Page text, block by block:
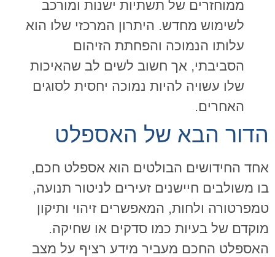
ממוחזרים של תשתיות ישנות ומורכב
לשימוש מחדש. היתרון המרכזי שלו הוא
עלותו הנמוכה והפחתת הזיהום
הסביבתי, אך חשוב לשים לב שהאיכות
שלו עשויה להיות נמוכה יחסית לסוגים
האחרים.
הדור הבא של האספלט
אחד החידושים הבולטים הוא אספלט חכם,
בו משולבים חיישנים זעירים לניטור תנועה,
טמפרטורה ולחות, המאפשרים זיהוי ותיקון
מוקדם של בעיות כמו סדקים או שחיקה.
האספלט החכם מעביר מידע רציף על מצב